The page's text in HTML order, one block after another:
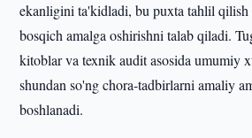
ekanligini ta'kidladi, bu puxta tahlil qilish
bosqich amalga oshirishni talab qiladi.
kitoblar va texnik audit asosida umumiy
shundan so'ng chora-tadbirlarni amaliy
boshlanadi.